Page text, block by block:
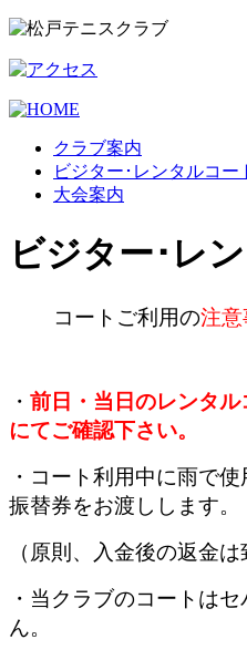
クラブ案内
ビジター･レンタルコー
大会案内
ビジター･レ
コートご利用の注
・ 前日・当日のレンタル
にてご確認下さい。
・コート利用中に雨で
振替券をお渡し
（原則、入金後の返金は
・当クラブのコートは
ん。